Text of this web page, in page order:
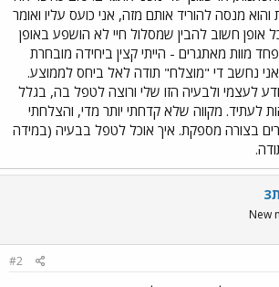
והוא מנסה להוריד אותם מזה, אני כועס עליו ואומר
אופן חשוב להבין שמסלול חיי לא הושפע באופן
מוות מאתגרים - הייתי קצין ביחידה מובחרת
נחשב די "מוצלח" תודה לאל ביחס לממוצע.
לעצמי ולבעיה הזו שלי ורוצה לטפל בה, בגלל
לעתיד. מקווה שלא קדחתי יותר מדי, והצלחתי
בצורה מספקת. איך אוכל לטפל בבעיה (במידה
New
#2